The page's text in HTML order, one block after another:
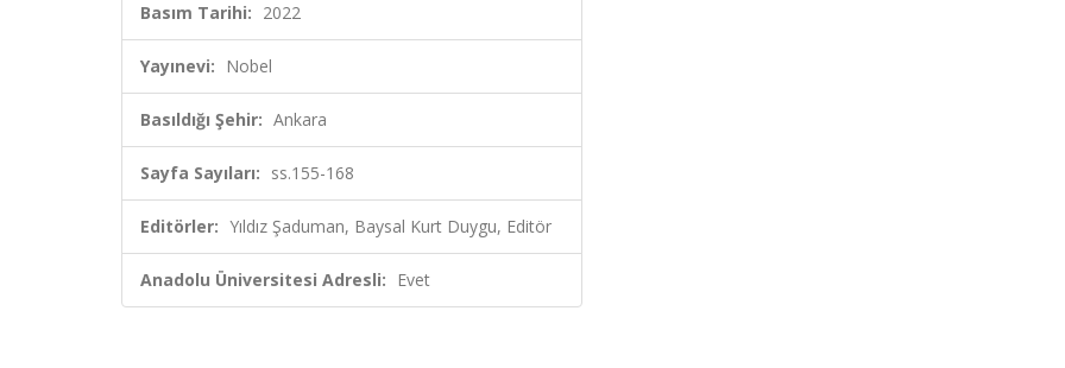
Basım Tarihi: 2022
Yayınevi: Nobel
Basıldığı Şehir: Ankara
Sayfa Sayıları: ss.155-168
Editörler: Yıldız Şaduman, Baysal Kurt Duygu, Editör
Anadolu Üniversitesi Adresli: Evet